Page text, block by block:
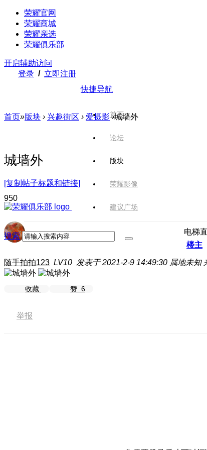
荣耀官网
荣耀商城
荣耀亲选
荣耀俱乐部
开启辅助访问
登录 / 立即注册
快捷导航
首页
论坛
版块
荣耀影像
建议广场
搜索
首页»版块 › 兴趣街区 › 爱摄影 ›城墙外
城墙外
[复制帖子标题和链接]
950
电梯
楼主
随手拍拍123 LV10 发表于 2021-2-9 14:49:30 属地未知
收藏 赞 6
举报